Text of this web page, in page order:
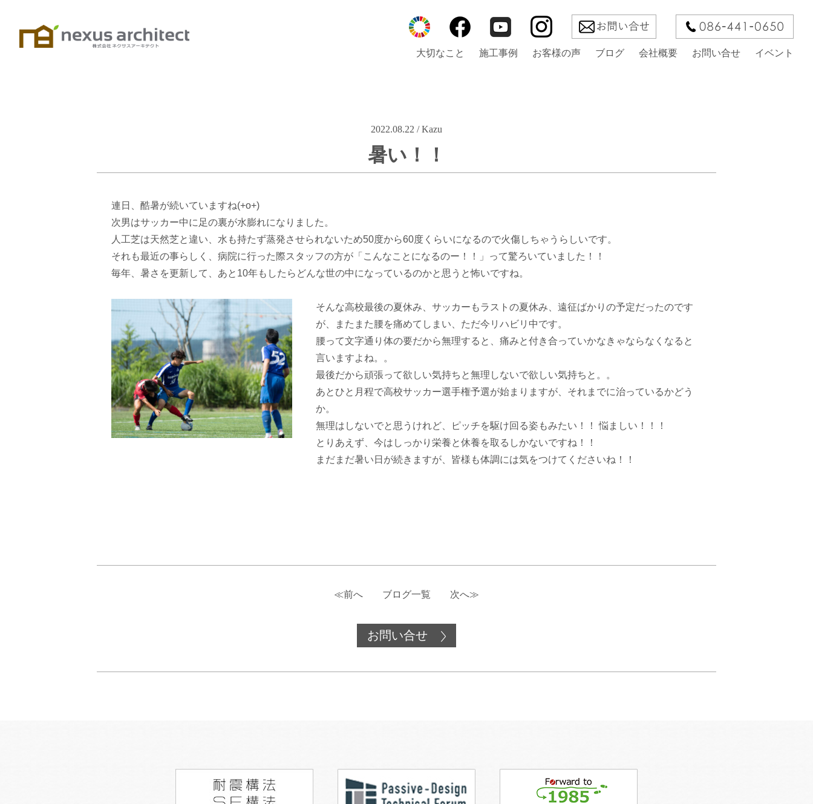
大切なこと 施工事例 お客様の声 ブログ 会社概要 お問い合せ イベント
2022.08.22 / Kazu
暑い！！
連日、酷暑が続いていますね(+o+)
次男はサッカー中に足の裏が水膨れになりました。
人工芝は天然芝と違い、水も持たず蒸発させられないため50度から60度くらいになるので火傷しちゃうらしいです。
それも最近の事らしく、病院に行った際スタッフの方が「こんなことになるのー！！」って驚ろいていました！！
毎年、暑さを更新して、あと10年もしたらどんな世の中になっているのかと思うと怖いですね。
そんな高校最後の夏休み、サッカーもラストの夏休み、遠征ばかりの予定だったのです
が、またまた腰を痛めてしまい、ただ今リハビリ中です。
腰って文字通り体の要だから無理すると、痛みと付き合っていかなきゃならなくなると
言いますよね。。
最後だから頑張って欲しい気持ちと無理しないで欲しい気持ちと。。
あとひと月程で高校サッカー選手権予選が始まりますが、それまでに治っているかどう
か。
無理はしないでと思うけれど、ピッチを駆け回る姿もみたい！！ 悩ましい！！！
とりあえず、今はしっかり栄養と休養を取るしかないですね！！
まだまだ暑い日が続きますが、皆様も体調には気をつけてくださいね！！
≪前へ ブログ一覧 次へ≫
お問い合せ